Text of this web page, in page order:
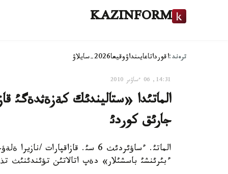
KAZINFORM
ترەند:اقورداتاعايىنداۋوقيعا2026-سايلاۋ
14:31, 06 ءساۋىر 2010
الماتئدا «ستاليندئك كةزةثدةگئ
جارئق كوردئ
الماتئ. ءساؤئردئث 6 سئ.
ءبئرئنشئ باسشئلار» دةپ اتالاتئن تؤئندئنئث